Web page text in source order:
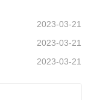
2023-03-21
2023-03-21
2023-03-21